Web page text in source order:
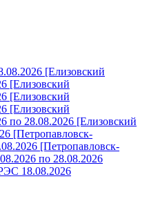
[Елизовский
[Елизовский
[Елизовский
[Елизовский
по 28.08.2026 [Елизовский
[Петропавловск-
[Петропавловск-
по 28.08.2026
18.08.2026